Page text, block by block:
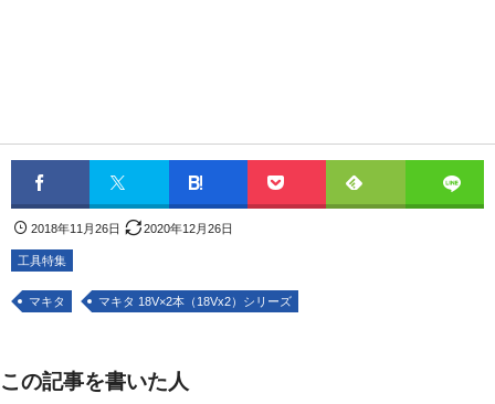
2018年11月26日 2020年12月26日
工具特集
マキタ マキタ 18V×2本（18Vx2）シリーズ
この記事を書いた人